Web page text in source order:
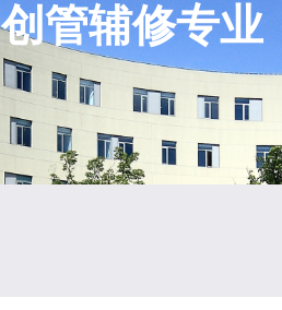
创管辅修专业